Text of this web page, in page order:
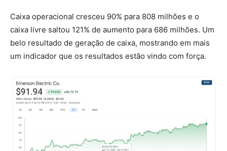
Caixa operacional cresceu 90% para 808 milhões e o
caixa livre saltou 121% de aumento para 686 milhões. Um
belo resultado de geração de caixa, mostrando em mais
um indicador que os resultados estão vindo com força.